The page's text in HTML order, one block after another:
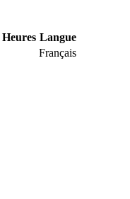
Heures Langue
Français